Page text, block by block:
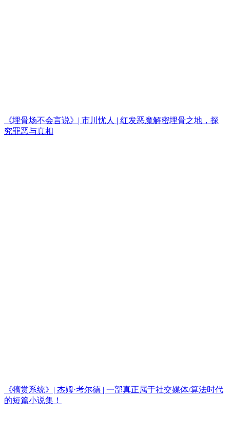
《埋骨场不会言说》| 市川忧人 | 红发恶魔解密埋骨之地，探
究罪恶与真相
《犒赏系统》| 杰姆·考尔德 | 一部真正属于社交媒体/算法时代
的短篇小说集！